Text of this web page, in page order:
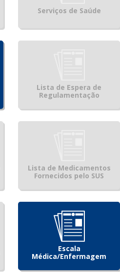
Serviços de Saúde
Lista de Espera de
Regulamentação
Lista de Medicamentos
Fornecidos pelo SUS
Escala
Médica/Enfermagem